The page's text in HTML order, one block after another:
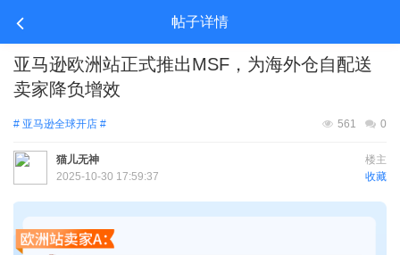
帖子详情
亚马逊欧洲站正式推出MSF，为海外仓自配送
卖家降负增效
# 亚马逊全球开店 # 0
561
楼主
猫儿无神
收藏
2025-10-30 17:59:37